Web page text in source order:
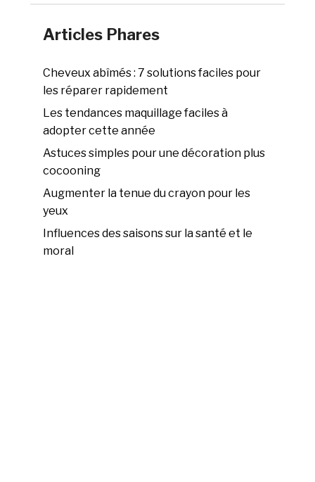
Articles Phares
Cheveux abîmés : 7 solutions faciles pour
les réparer rapidement
Les tendances maquillage faciles à
adopter cette année
Astuces simples pour une décoration plus
cocooning
Augmenter la tenue du crayon pour les
yeux
Influences des saisons sur la santé et le
moral